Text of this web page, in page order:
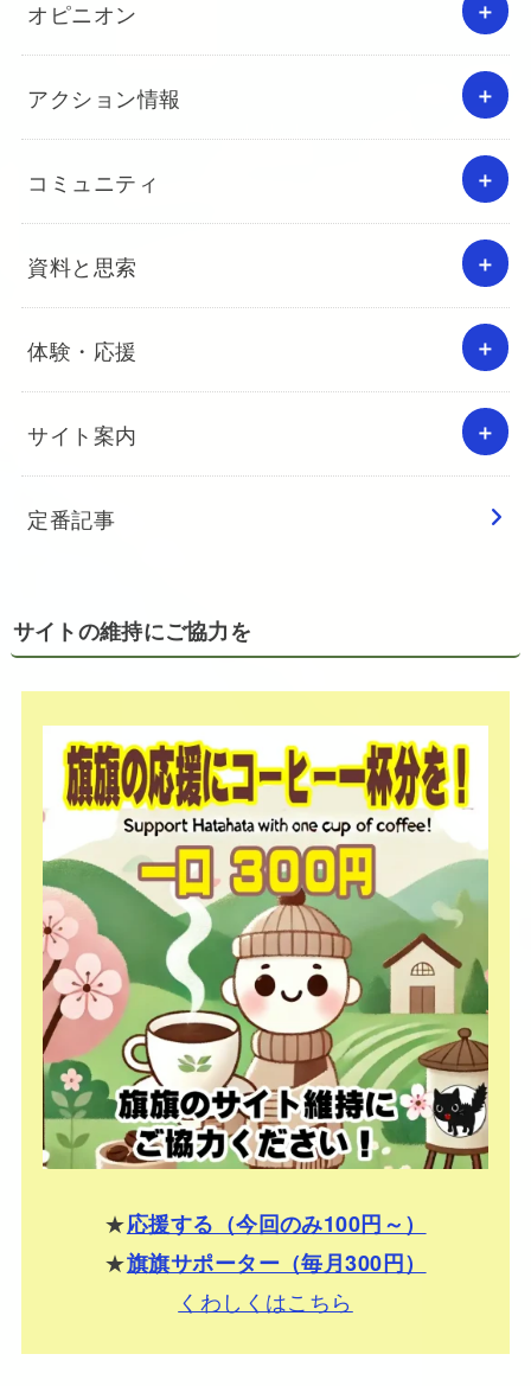
オピニオン
アクション情報
コミュニティ
資料と思索
体験・応援
サイト案内
定番記事
サイトの維持にご協力を
★応援する（今回のみ100円～）
★旗旗サポーター（毎月300円）
くわしくはこちら